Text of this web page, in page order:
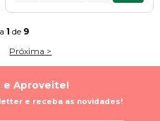
1 de 9
Próxima >
e Aproveite!
e receba as novidades!